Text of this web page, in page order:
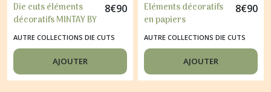
Die cuts éléments
décoratifs MINTAY BY
KAROLA LAVENDER
FARM
8€90
AUTRE COLLECTIONS DIE CUTS
AJOUTER
Eléments décoratifs
en papiers
scrapbooking
carterie MINTAY BY
KAROLA
MEDITERRANEAN
HEAVEN
8€90
AUTRE COLLECTIONS DIE CUTS
AJOUTER